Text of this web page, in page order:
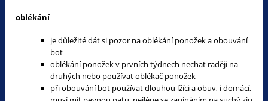
oblékání
je důležité dát si pozor na oblékání ponožek a obouvání
bot
oblékání ponožek v prvních týdnech nechat raději na
druhých nebo používat oblékač ponožek
při obouvání bot používat dlouhou lžíci a obuv, i domácí,